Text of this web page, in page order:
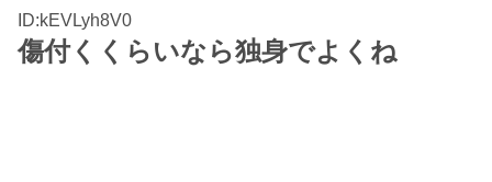
ID:kEVLyh8V0
傷付くくらいなら独身でよくね